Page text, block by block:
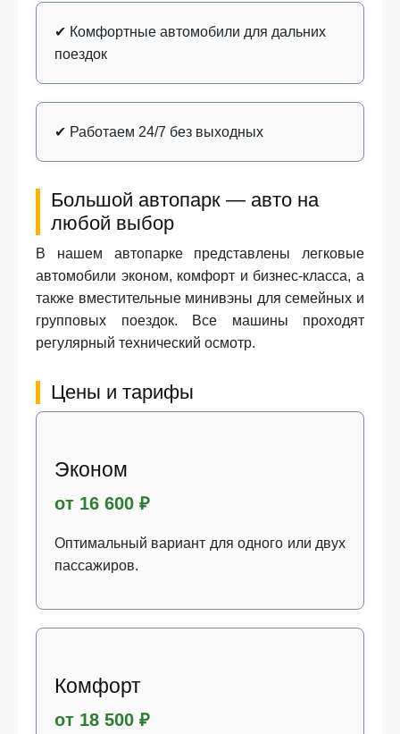
✔ Комфортные автомобили для дальних
поездок
✔ Работаем 24/7 без выходных
Большой автопарк — авто на
любой выбор
В нашем автопарке представлены легковые
автомобили эконом, комфорт и бизнес‑класса, а
также вместительные минивэны для семейных и
групповых поездок. Все машины проходят
регулярный технический осмотр.
Цены и тарифы
Эконом
от 16 600 ₽
Оптимальный вариант для одного или двух
пассажиров.
Комфорт
от 18 500 ₽